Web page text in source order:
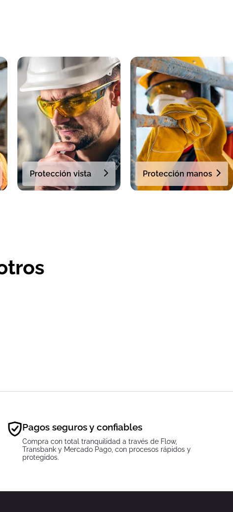
Protección vista Protección manos
Pagos seguros y confiables
Compra con total tranquilidad a través de Flow,
Transbank y Mercado Pago, con procesos rápidos y
protegidos.